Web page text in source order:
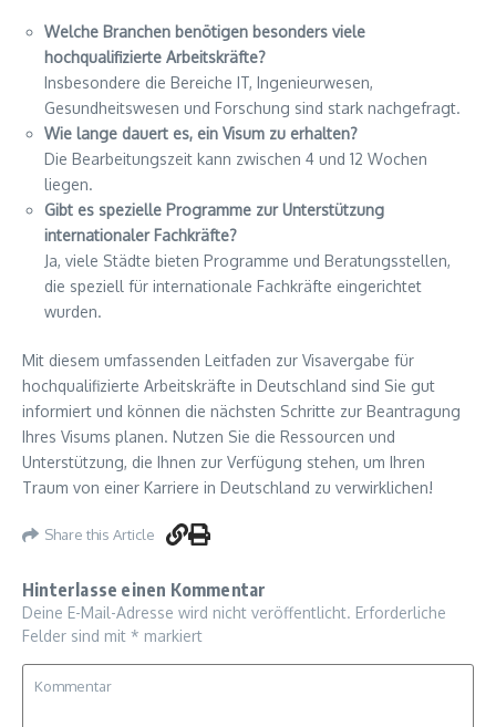
Welche Branchen benötigen besonders viele
hochqualifizierte Arbeitskräfte?
Insbesondere die Bereiche IT, Ingenieurwesen,
Gesundheitswesen und Forschung sind stark nachgefragt.
Wie lange dauert es, ein Visum zu erhalten?
Die Bearbeitungszeit kann zwischen 4 und 12 Wochen
liegen.
Gibt es spezielle Programme zur Unterstützung
internationaler Fachkräfte?
Ja, viele Städte bieten Programme und Beratungsstellen,
die speziell für internationale Fachkräfte eingerichtet
wurden.
Mit diesem umfassenden Leitfaden zur Visavergabe für
hochqualifizierte Arbeitskräfte in Deutschland sind Sie gut
informiert und können die nächsten Schritte zur Beantragung
Ihres Visums planen. Nutzen Sie die Ressourcen und
Unterstützung, die Ihnen zur Verfügung stehen, um Ihren
Traum von einer Karriere in Deutschland zu verwirklichen!
Share this Article
Hinterlasse einen Kommentar
Deine E-Mail-Adresse wird nicht veröffentlicht. Erforderliche
Felder sind mit * markiert